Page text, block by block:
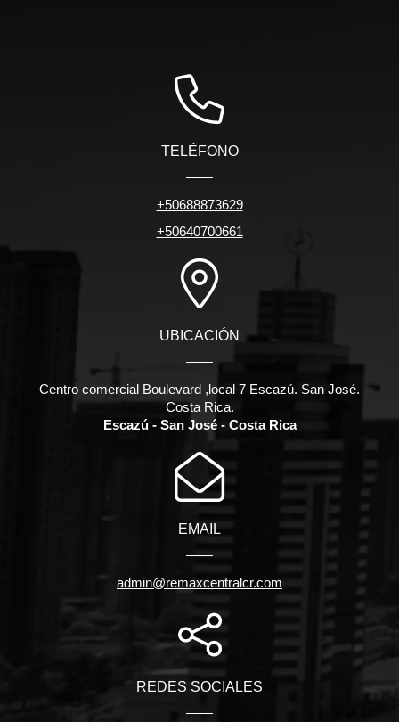
TELÉFONO
+50688873629
+50640700661
UBICACIÓN
Centro comercial Boulevard ,local 7 Escazú. San José.
Costa Rica.
Escazú - San José - Costa Rica
EMAIL
admin@remaxcentralcr.com
REDES SOCIALES